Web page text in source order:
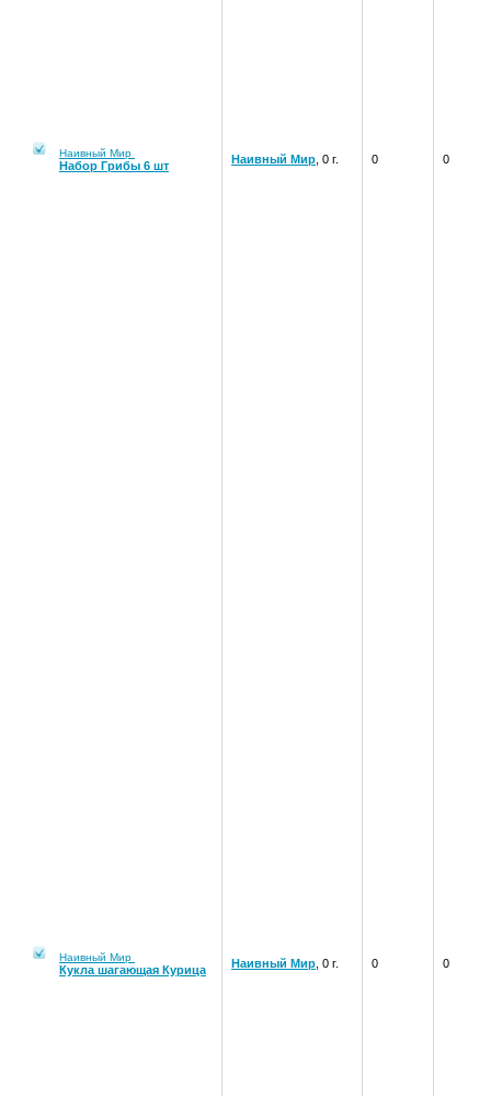
Наивный Мир
Набор Грибы 6 шт Наивный Мир , 0 г. 0 0
Наивный Мир
Кукла шагающая Курица Наивный Мир , 0 г. 0 0